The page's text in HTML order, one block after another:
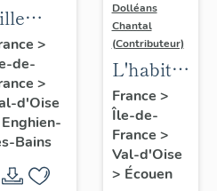
Bains
>
de-
>
d'Oise
Enghien-
Bains
Dolléans
Chantal
(Contributeur)
L'habitat
d'Ecouen
France >
Île-de-
France >
Val-d'Oise
> Écouen